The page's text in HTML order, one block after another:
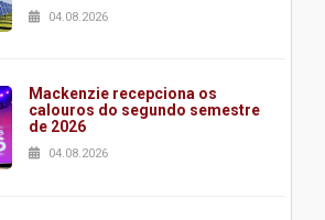
04.08.2026
Mackenzie recepciona os
calouros do segundo semestre
de 2026
04.08.2026